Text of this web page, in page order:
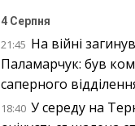
4 Серпня
21:45 На війні
Паламарчук: був
саперного
18:40 У середу на